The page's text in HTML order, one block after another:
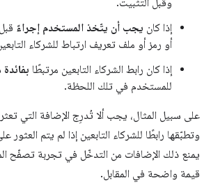
وقبل التثبيت.
إذا كان يجب أن يتّخذ المستخدم إجراءً
أو رمز أو ملف تعريف ارتباط للشركاء
إذا كان رابط الشركاء التابعين مرتبطًا
للمستخدم في تلك اللحظة.
على سبيل المثال، يجب ألا تُدرِج الإضافة التي
وتطبّقها رابطًا للشركاء التابعين إذا لم يتم
يمنع ذلك الإضافات من التدخّل في تجربة تصفّح
قيمة واضحة في المقابل.